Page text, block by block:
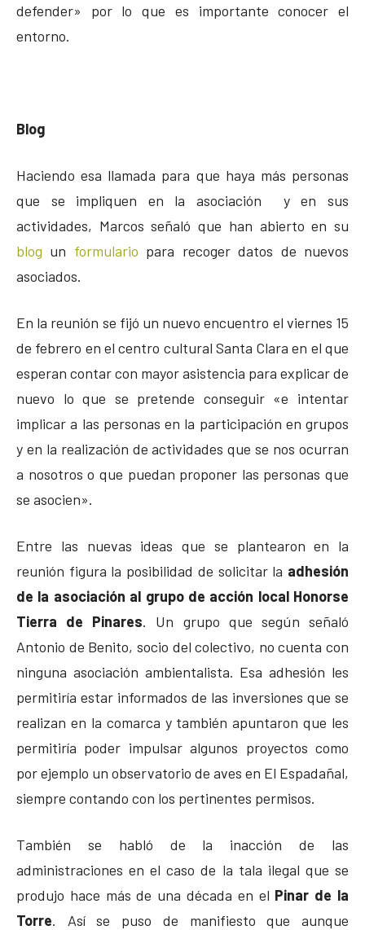
defender» por lo que es importante conocer el
entorno.
Blog
Haciendo esa llamada para que haya más personas
que se impliquen en la asociación y en sus
actividades, Marcos señaló que han abierto en su
blog un formulario para recoger datos de nuevos
asociados.
En la reunión se fijó un nuevo encuentro el viernes 15
de febrero en el centro cultural Santa Clara en el que
esperan contar con mayor asistencia para explicar de
nuevo lo que se pretende conseguir «e intentar
implicar a las personas en la participación en grupos
y en la realización de actividades que se nos ocurran
a nosotros o que puedan proponer las personas que
se asocien».
Entre las nuevas ideas que se plantearon en la
reunión figura la posibilidad de solicitar la adhesión
de la asociación al grupo de acción local Honorse
Tierra de Pinares. Un grupo que según señaló
Antonio de Benito, socio del colectivo, no cuenta con
ninguna asociación ambientalista. Esa adhesión les
permitiría estar informados de las inversiones que se
realizan en la comarca y también apuntaron que les
permitiría poder impulsar algunos proyectos como
por ejemplo un observatorio de aves en El Espadañal,
siempre contando con los pertinentes permisos.
También se habló de la inacción de las
administraciones en el caso de la tala ilegal que se
produjo hace más de una década en el Pinar de la
Torre. Así se puso de manifiesto que aunque